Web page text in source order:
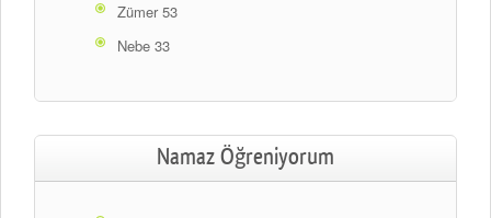
Zümer 53
Nebe 33
Namaz Öğreniyorum